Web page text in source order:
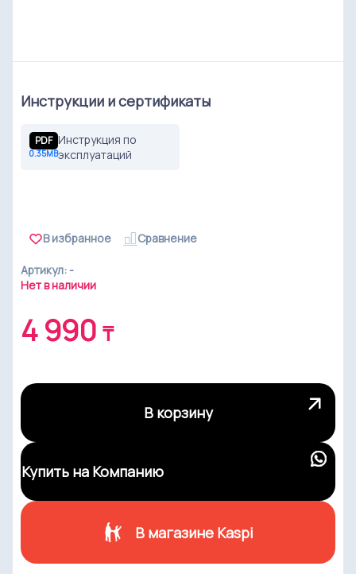
Инструкции и сертификаты
PDF
0.35MB
Инструкция по
эксплуатаций
В избранное Cравнение
Артикул: -
Нет в наличии
4 990 ₸
В корзину
Купить на Компанию
В магазине Kaspi